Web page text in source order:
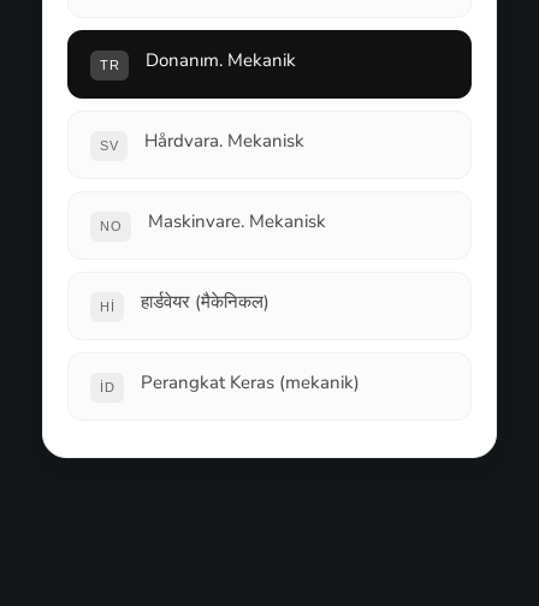
TR Donanım. Mekanik
SV Hårdvara. Mekanisk
NO Maskinvare. Mekanisk
HI हार्डवेयर (मैकेनिकल)
ID Perangkat Keras (mekanik)